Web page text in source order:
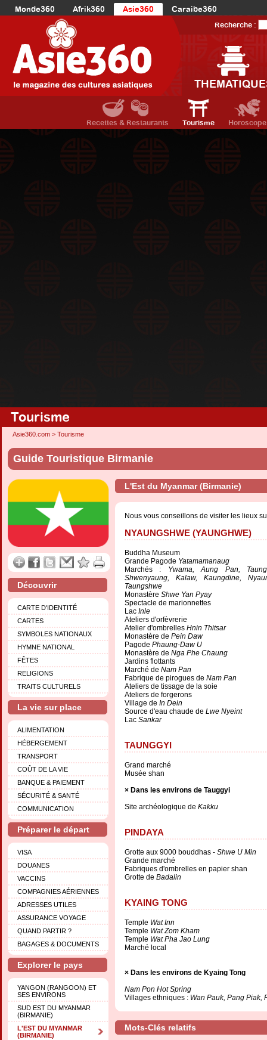
Monde360 Afrik360 Asie360
Caraibe360
Europe360
AmériqueDuNord360
Océanie360
Recherche :
Recettes & Restaurants Tourisme Horoscope
Tourisme
Asie360.com > Tourisme
Guide Touristique Birmanie
Découvrir
CARTE D'IDENTITÉ
CARTES
SYMBOLES NATIONAUX
HYMNE NATIONAL
FÊTES
RELIGIONS
TRAITS CULTURELS
La vie sur place
ALIMENTATION
HÉBERGEMENT
TRANSPORT
COÛT DE LA VIE
BANQUE & PAIEMENT
SÉCURITÉ & SANTÉ
COMMUNICATION
Préparer le départ
VISA
DOUANES
VACCINS
COMPAGNIES AÉRIENNES
ADRESSES UTILES
ASSURANCE VOYAGE
QUAND PARTIR ?
BAGAGES & DOCUMENTS
Explorer le pays
YANGON (RANGOON) ET
SES ENVIRONS
SUD EST DU MYANMAR
(BIRMANIE)
L'EST DU MYANMAR
(BIRMANIE)
L'Est du Myanmar (Birmanie)
Nous vous conseillons de visiter les lieux
NYAUNGSHWE (YAUNGHWE)
Buddha Museum
Grande Pagode Yatamamanaug
Marchés : Ywama, Aung Pan,
Shwenyaung, Kalaw, Kaungdine,
Taungshwe
Monastère Shwe Yan Pyay
Spectacle de marionnettes
Lac Inle
Ateliers d'orfèvrerie
Atelier d'ombrelles Hnin Thitsar
Monastère de Pein Daw
Pagode Phaung-Daw U
Monastère de Nga Phe Chaung
Jardins flottants
Marché de Nam Pan
Fabrique de pirogues de Nam Pan
Ateliers de tissage de la soie
Ateliers de forgerons
Village de In Dein
Source d'eau chaude de Lwe Nyeint
Lac Sankar
TAUNGGYI
Grand marché
Musée shan
Dans les environs de Tauggyi
Site archéologique de Kakku
PINDAYA
Grotte aux 9000 bouddhas - Shwe U Min
Grande marché
Fabriques d'ombrelles en papier shan
Grotte de Badalin
KYAING TONG
Temple Wat Inn
Temple Wat Zom Kham
Temple Wat Pha Jao Lung
Marché local
Dans les environs de Kyaing Tong
Nam Pon Hot Spring
Villages ethniques : Wan Pauk, Pang Piak,
Mots-Clés relatifs